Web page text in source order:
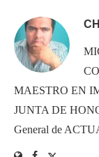
MAESTRO EN
JUNTA DE
General de